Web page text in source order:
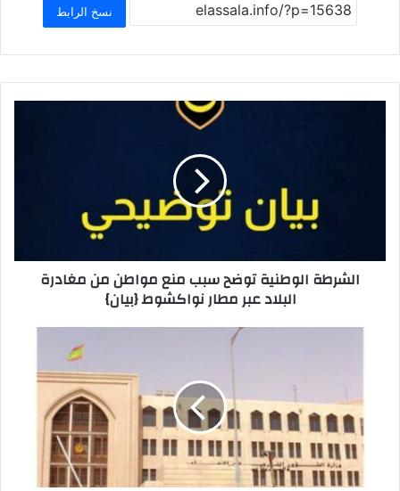
e
b
o
o
o
d
o
n
l
s
A
p
p
e
نسخ الرابط
الشرطة الوطنية توضح سبب منع مواطن من مغادرة
البلاد عبر مطار نواكشوط {بيان}